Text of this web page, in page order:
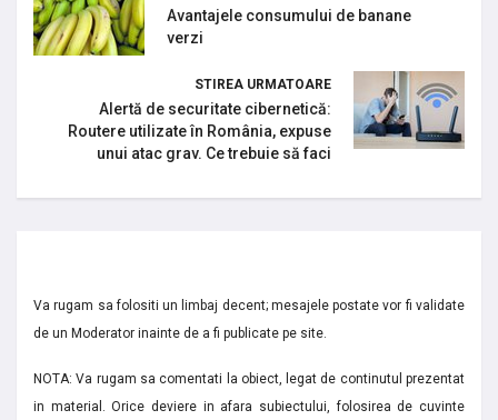
Avantajele consumului de banane
verzi
STIREA URMATOARE
Alertă de securitate cibernetică:
Routere utilizate în România, expuse
unui atac grav. Ce trebuie să faci
Va rugam sa folositi un limbaj decent; mesajele postate vor fi validate
de un Moderator inainte de a fi publicate pe site.
NOTA: Va rugam sa comentati la obiect, legat de continutul prezentat
in material. Orice deviere in afara subiectului, folosirea de cuvinte